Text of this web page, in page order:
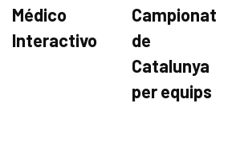
Médico
Interactivo
Campionat
de
Catalunya
per equips